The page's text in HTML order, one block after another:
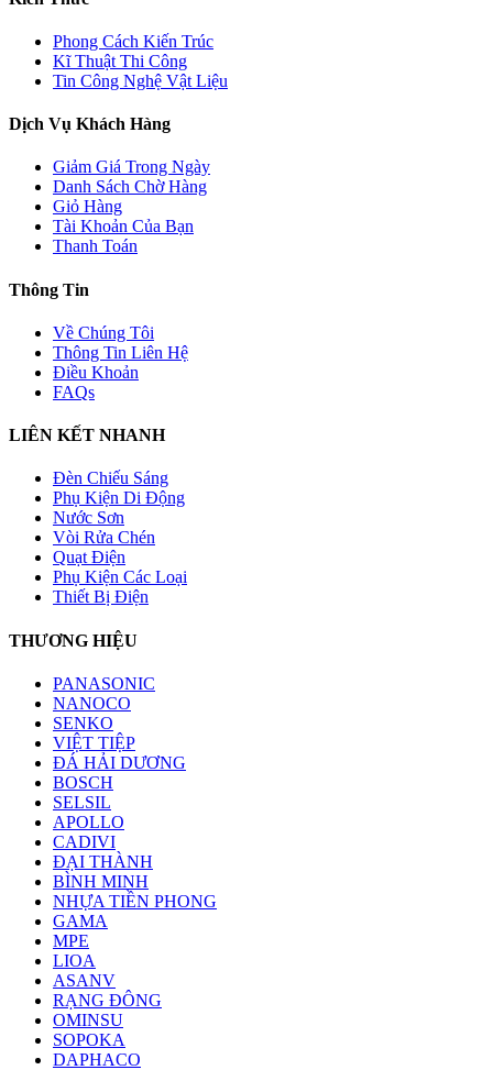
Phong Cách Kiến Trúc
Kĩ Thuật Thi Công
Tin Công Nghệ Vật Liệu
Dịch Vụ Khách Hàng
Giảm Giá Trong Ngày
Danh Sách Chờ Hàng
Giỏ Hàng
Tài Khoản Của Bạn
Thanh Toán
Thông Tin
Về Chúng Tôi
Thông Tin Liên Hệ
Điều Khoản
FAQs
LIÊN KẾT NHANH
Đèn Chiếu Sáng
Phụ Kiện Di Động
Nước Sơn
Vòi Rửa Chén
Quạt Điện
Phụ Kiện Các Loại
Thiết Bị Điện
THƯƠNG HIỆU
PANASONIC
NANOCO
SENKO
VIỆT TIỆP
ĐÁ HẢI DƯƠNG
BOSCH
SELSIL
APOLLO
CADIVI
ĐẠI THÀNH
BÌNH MINH
NHỰA TIỀN PHONG
GAMA
MPE
LIOA
ASANV
RẠNG ĐÔNG
OMINSU
SOPOKA
DAPHACO